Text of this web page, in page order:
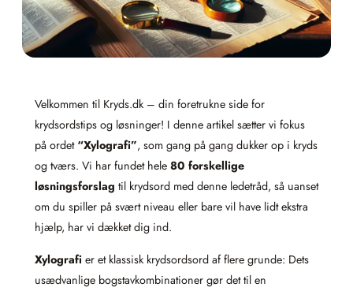
Velkommen til Kryds.dk – din foretrukne side for
krydsordstips og løsninger! I denne artikel sætter vi fokus
på ordet “Xylografi”, som gang på gang dukker op i kryds
og tværs. Vi har fundet hele 80 forskellige
løsningsforslag til krydsord med denne ledetråd, så uanset
om du spiller på svært niveau eller bare vil have lidt ekstra
hjælp, har vi dækket dig ind.
Xylografi er et klassisk krydsordsord af flere grunde: Dets
usædvanlige bogstavkombinationer gør det til en